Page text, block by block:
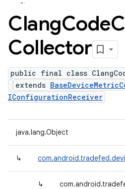
ClangCode
Collector
public final class
extends
IConfigurationReceiver
java.lang.Object
↳
↳